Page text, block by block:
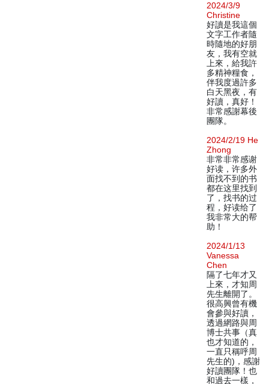
2024/3/9
Christine
好讀是我這個
文字工作者隨
時隨地的好朋
友，我有空就
上來，給我許
多精神糧食，
伴我度過許多
白天黑夜，有
好讀，真好！
非常感謝幕後
團隊。
2024/2/19 He
Zhong
非常非常感谢
好读，许多外
面找不到的书
都在这里找到
了，找书的过
程，好读给了
我非常大的帮
助！
2024/1/13
Vanessa
Chen
隔了七年才又
上來，才知周
先生離開了。
很高興曾有機
會參與好讀，
透過網路與周
博士共事（真
也才知道的，
一直只稱呼周
先生的)，感謝
好讀團隊！也
和過去一樣，